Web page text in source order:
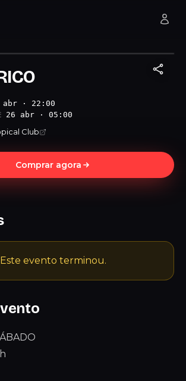
abr · 22:00
26 abr · 05:00
Club
Comprar agora
Este evento terminou.